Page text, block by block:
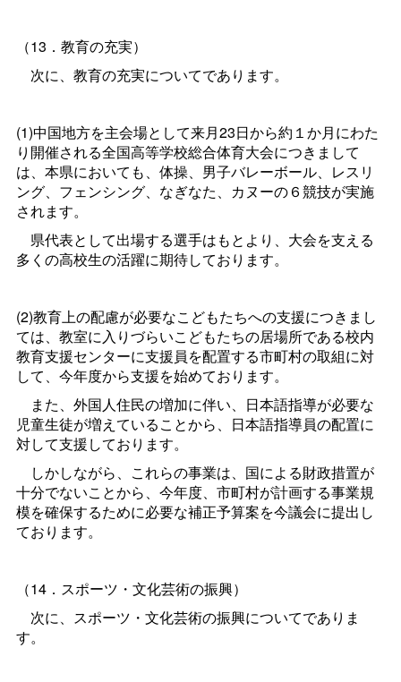
（13．教育の充実）
次に、教育の充実についてであります。
(1)中国地方を主会場として来月23日から約１か月にわた
り開催される全国高等学校総合体育大会につきまして
は、本県においても、体操、男子バレーボール、レスリ
ング、フェンシング、なぎなた、カヌーの６競技が実施
されます。
県代表として出場する選手はもとより、大会を支える
多くの高校生の活躍に期待しております。
(2)教育上の配慮が必要なこどもたちへの支援につきまし
ては、教室に入りづらいこどもたちの居場所である校内
教育支援センターに支援員を配置する市町村の取組に対
して、今年度から支援を始めております。
また、外国人住民の増加に伴い、日本語指導が必要な
児童生徒が増えていることから、日本語指導員の配置に
対して支援しております。
しかしながら、これらの事業は、国による財政措置が
十分でないことから、今年度、市町村が計画する事業規
模を確保するために必要な補正予算案を今議会に提出し
ております。
（14．スポーツ・文化芸術の振興）
次に、スポーツ・文化芸術の振興についてでありま
す。